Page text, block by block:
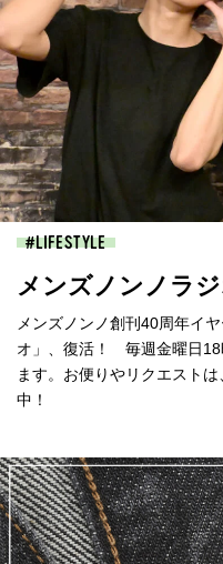
LIFESTYLE
メンズノンノラ
メンズノンノ創刊40周年イ
オ」、復活！ 毎週金曜日18
ます。お便りやリクエスト
中！